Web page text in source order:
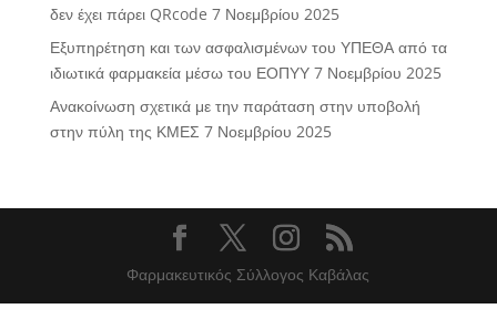
δεν έχει πάρει QRcode 7 Νοεμβρίου 2025
Εξυπηρέτηση και των ασφαλισμένων του ΥΠΕΘΑ από τα
ιδιωτικά φαρμακεία μέσω του ΕΟΠΥΥ 7 Νοεμβρίου 2025
Ανακοίνωση σχετικά με την παράταση στην υποβολή
στην πύλη της ΚΜΕΣ 7 Νοεμβρίου 2025
Φαρμακευτικός Σύλλογος Καβάλας